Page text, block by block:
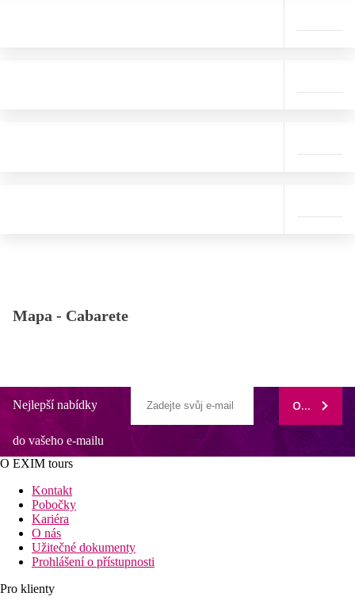
Mapa - Cabarete
Nejlepší nabídky
do vašeho e-mailu
ODEBÍRAT
O EXIM tours
Kontakt
Pobočky
Kariéra
O nás
Užitečné dokumenty
Prohlášení o přístupnosti
Pro klienty